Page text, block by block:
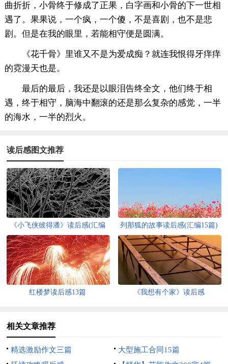
曲折折，小骨终于修成了正果，白字画和小骨的下一世相
遇了。果果说，一个疯，一个傻，不是喜剧，也不是悲
剧。但是在我的眼里，若能相守便是圆满。
《花千骨》里谁又不是为爱成痴？就连我恨得牙痒痒
的霓漫天也是。
最后的最后，我还是以眼泪告终全文，他们终于相
遇，终于相守，脑海中翻滚的还是那么复杂的感觉，一半
的海水，一半的烈火。
读后感图文推荐
《小飞侠彼得潘》读后感(汇编
15篇)
列那狐的故事读后感(汇编15篇)
红楼梦读后感13篇 《我想有个家》读后感
相关文章推荐
精选激励作文三篇
大型施工合同15篇